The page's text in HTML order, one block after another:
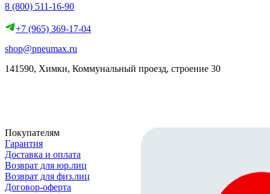
8 (800) 511-16-90
+7 (965) 369-17-04
shop@pneumax.ru
141590, Химки, Коммунальный проезд, строение 30
Покупателям
Гарантия
Доставка и оплата
Возврат для юр.лиц
Возврат для физ.лиц
Договор-оферта